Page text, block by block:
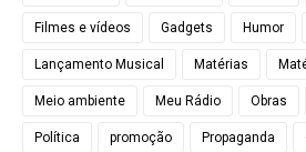
Filmes e vídeos Gadgets Humor
Lançamento Musical Matérias
Meio ambiente Meu Rádio Obras
Política promoção Propaganda